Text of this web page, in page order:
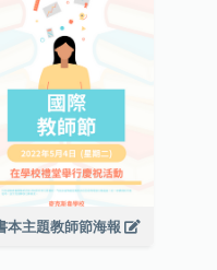
本主題教師節海報